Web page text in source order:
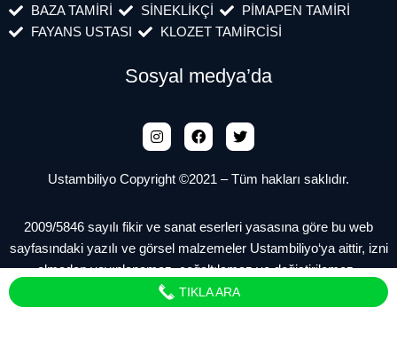
BAZA TAMİRİ
SİNEKLİKÇİ
PİMAPEN TAMİRİ
FAYANS USTASI
KLOZET TAMİRCİSİ
Sosyal medya’da
Ustambiliyo Copyright ©2021 – Tüm hakları saklıdır.
2009/5846 sayılı fikir ve sanat eserleri yasasına göre bu web
sayfasındaki yazılı ve görsel malzemeler Ustambiliyo‘ya aittir, izni
olmadan yayınlanamaz, çoğaltılamaz ve değiştirilemez.
TIKLA ARA